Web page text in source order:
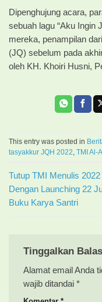
Dipenghujung acara,
sebuah lagu “Aku Ingin
mereka, penampilan
(JQ) sebelum pada
oleh KH. Khoiri Husni,
This entry was posted in
tasyakkur JQH 2022 TMI Al-
Tutup TMI Menulis 2022
Dengan Launching 22
Buku Karya Santri
Tinggalkan
Alamat email Anda
wajib ditandai *